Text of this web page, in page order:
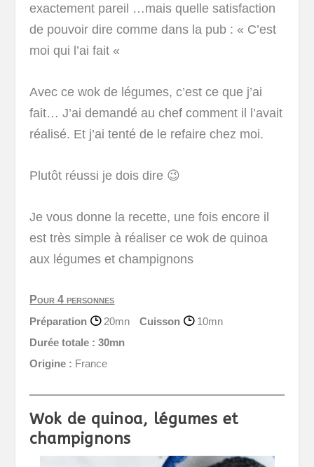
exactement pareil …mais quelle satisfaction
de pouvoir dire comme dans la pub : « C’est
moi qui l’ai fait «
Avec ce wok de légumes, c’est ce que j’ai
fait… J’ai demandé au chef comment il l’avait
réalisé. Et j’ai tenté de le refaire chez moi.
Plutôt réussi je dois dire 😉
Je vous donne la recette, une fois encore il
est très simple à réaliser ce wok de quinoa
aux légumes et champignons
Pour 4 personnes
Préparation
20mn Cuisson
10mn
Durée totale : 30mn
Origine : France
Wok de quinoa, légumes et
champignons